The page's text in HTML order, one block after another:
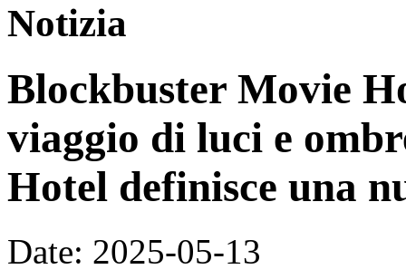
Notizia
Blockbuster Movie
viaggio di luci e
Hotel definisce una
Date: 2025-05-13